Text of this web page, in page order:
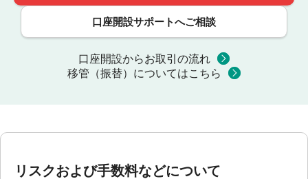
口座開設サポートへご相談
口座開設からお取引の流れ
移管（振替）についてはこちら
リスクおよび手数料などについて